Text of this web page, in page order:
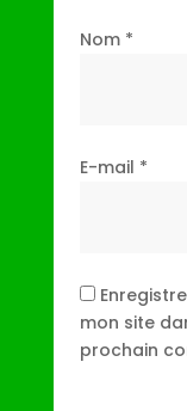
Nom *
E-mail *
mon site
prochain